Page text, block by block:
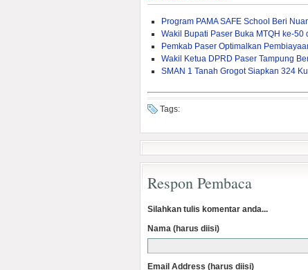
Program PAMA SAFE School Beri
Wakil Bupati Paser Buka MTQH ke-50
Pemkab Paser Optimalkan
Wakil Ketua DPRD Paser Tampung
SMAN 1 Tanah Grogot Siapkan 324
Tags:
Respon Pembaca
Silahkan tulis komentar anda...
Nama (harus diisi)
Email Address (harus diisi)